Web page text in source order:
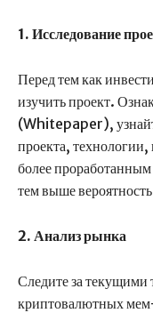
1. Исследование
Перед тем как
изучить проект.
(Whitepaper),
проекта, технологии,
более
тем выше
2. Анализ рынка
Следите за текущими
криптовалютных